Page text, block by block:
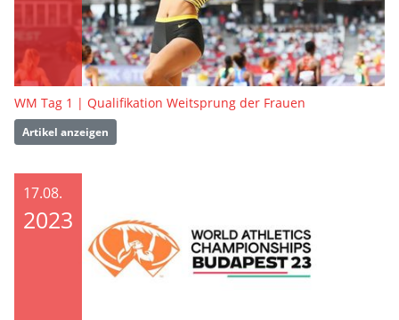
WM Tag 1 | Qualifikation Weitsprung der Frauen
Artikel anzeigen
17.08.
2023